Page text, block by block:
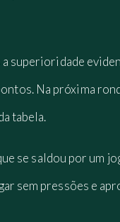
superioridade
Na próxima
tabela.
se saldou por um
sem pressões e